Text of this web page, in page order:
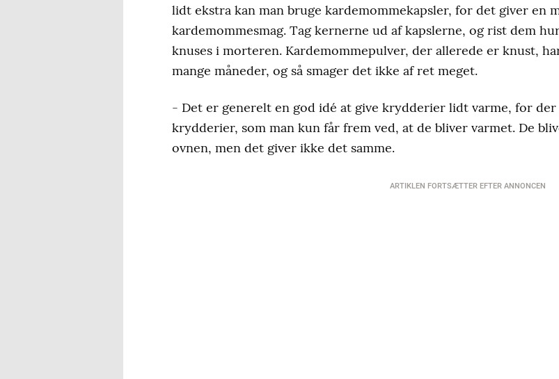
lidt ekstra kan man bruge kardemommekapsler, for det giver en
kardemommesmag. Tag kernerne ud af kapslerne, og rist dem
knuses i morteren. Kardemommepulver, der allerede er knust,
mange måneder, og så smager det ikke af ret meget.
- Det er generelt en god idé at give krydderier lidt varme, for
krydderier, som man kun får frem ved, at de bliver varmet. De
ovnen, men det giver ikke det samme.
ARTIKLEN FORTSÆTTER EFTER ANNONCEN